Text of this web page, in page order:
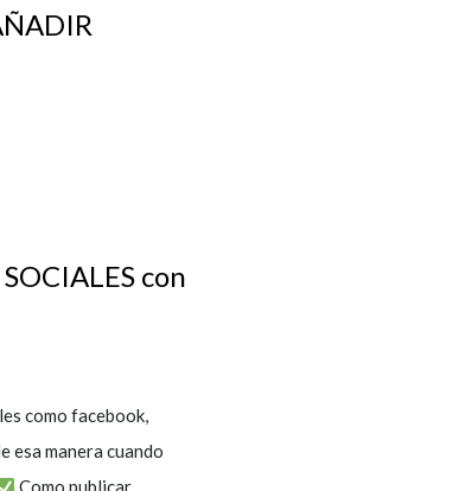
con
como facebook,
manera cuando
Como publicar